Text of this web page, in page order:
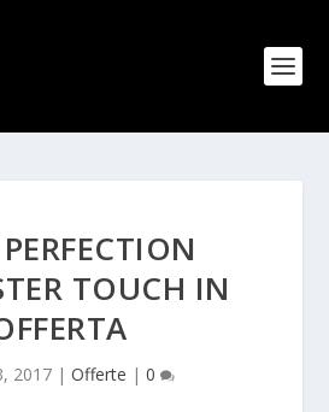
TOUCH IN
2017| Offerte | 0